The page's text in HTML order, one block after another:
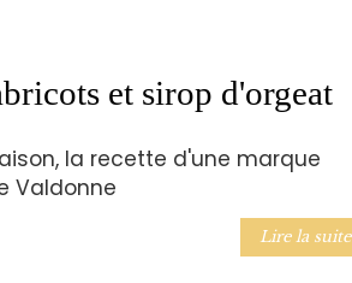
et sirop d'orgeat
la recette d'une marque
Valdonne
Lire la suite